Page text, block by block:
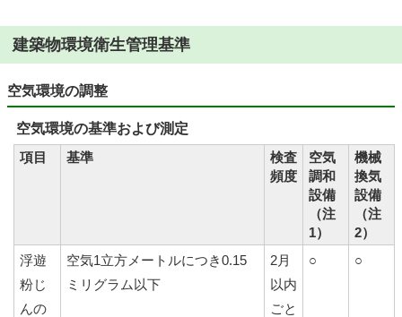
建築物環境衛生管理基準
空気環境の調整
空気環境の基準および測定
項目
基準
検査
頻度
空気
調和
設備
（注
1）
機械
換気
設備
（注
2）
浮遊
粉じ
んの
空気1立方メートルにつき0.15
ミリグラム以下
2月
以内
ごと
○ ○